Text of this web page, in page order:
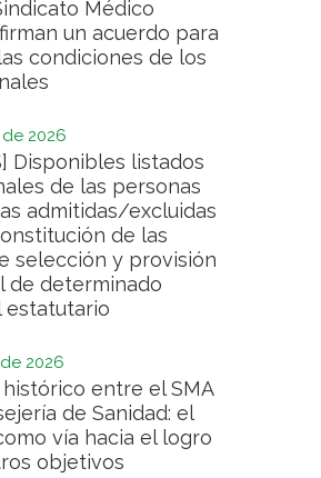
Médico
un acuerdo para
condiciones de los
2026
Disponibles listados
de las personas
admitidas/excluidas
de las
selección y provisión
de determinado
estatutario
2026
entre el SMA
de Sanidad: el
vía hacia el logro
objetivos